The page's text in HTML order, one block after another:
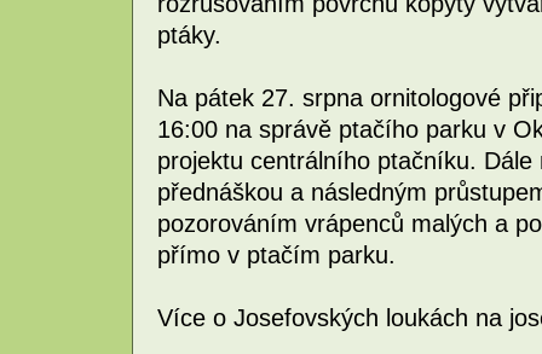
ptáky.
Na pátek 27. srpna ornitologové
16:00 na správě ptačího parku v
projektu centrálního ptačníku.
přednáškou a následným
pozorováním vrápenců malých a
přímo v ptačím parku.
Více o Josefovských loukách na